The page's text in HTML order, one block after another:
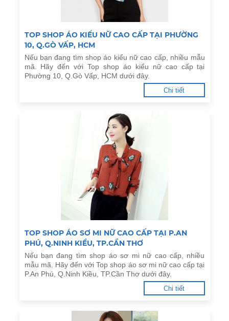
TOP SHOP ÁO KIỂU NỮ CAO CẤP TẠI PHƯỜNG
10, Q.GÒ VẤP, HCM
Nếu bạn đang tìm shop áo kiểu nữ cao cấp, nhiều mẫu
mã. Hãy đến với Top shop áo kiểu nữ cao cấp tại
Phường 10, Q.Gò Vấp, HCM dưới đây.
Chi tiết
TOP SHOP ÁO SƠ MI NỮ CAO CẤP TẠI P.AN
PHÚ, Q.NINH KIỀU, TP.CẦN THƠ
Nếu bạn đang tìm shop áo sơ mi nữ cao cấp, nhiều
mẫu mã. Hãy đến với Top shop áo sơ mi nữ cao cấp tại
P.An Phú, Q.Ninh Kiều, TP.Cần Thơ dưới đây.
Chi tiết